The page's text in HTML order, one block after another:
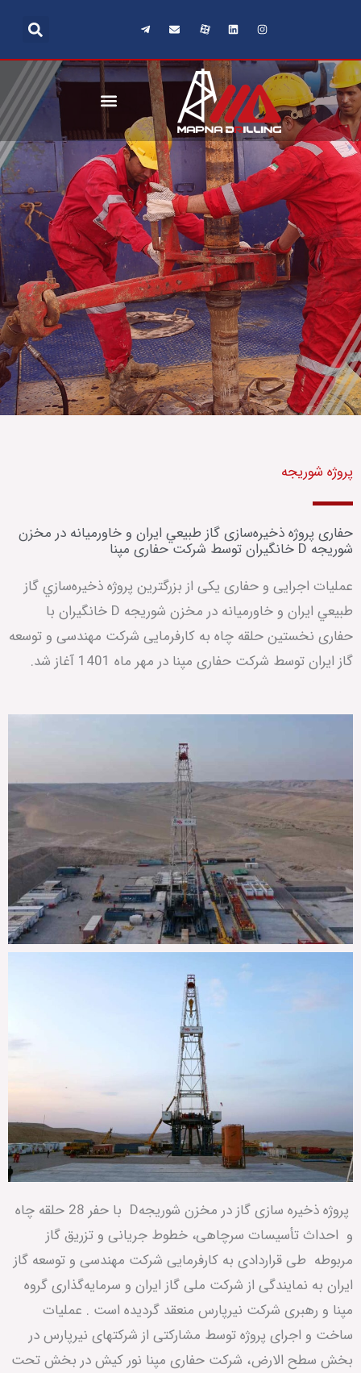
محتوا
پروژه شوریجه
حفاری پروژه ذخيره‌سازی گاز طبيعي ايران و خاورميانه در مخزن
شوريجه D خانگيران توسط شرکت حفاری مپنا
عملیات اجرایی و حفاری یکی از بزرگترين پروژه ذخيره‌سازي گاز
طبيعي ايران و خاورميانه در مخزن شوريجه D خانگيران با
حفاری نخستین حلقه چاه به کارفرمایی شرکت مهندسی و توسعه
گاز ایران توسط شرکت حفاری مپنا در مهر ماه 1401 آغاز شد.
پروژه ذخیره سازی گاز در مخزن شوریجهD با حفر 28 حلقه چاه
و احداث تأسیسات سرچاهی، خطوط جریانی و تزریق گاز
مربوطه طی قراردادی به کارفرمایی شرکت مهندسی و توسعه گاز
ایران به نمایندگی از شرکت ملی گاز ایران و سرمایه‌گذاری گروه
مپنا و رهبری شرکت نیرپارس منعقد گردیده است . عملیات
ساخت و اجرای پروژه توسط مشارکتی از شرکتهای نیرپارس در
بخش سطح الارض، شرکت حفاری مپنا نور کیش در بخش تحت